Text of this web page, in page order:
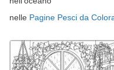
nelle Pagine Pesci da